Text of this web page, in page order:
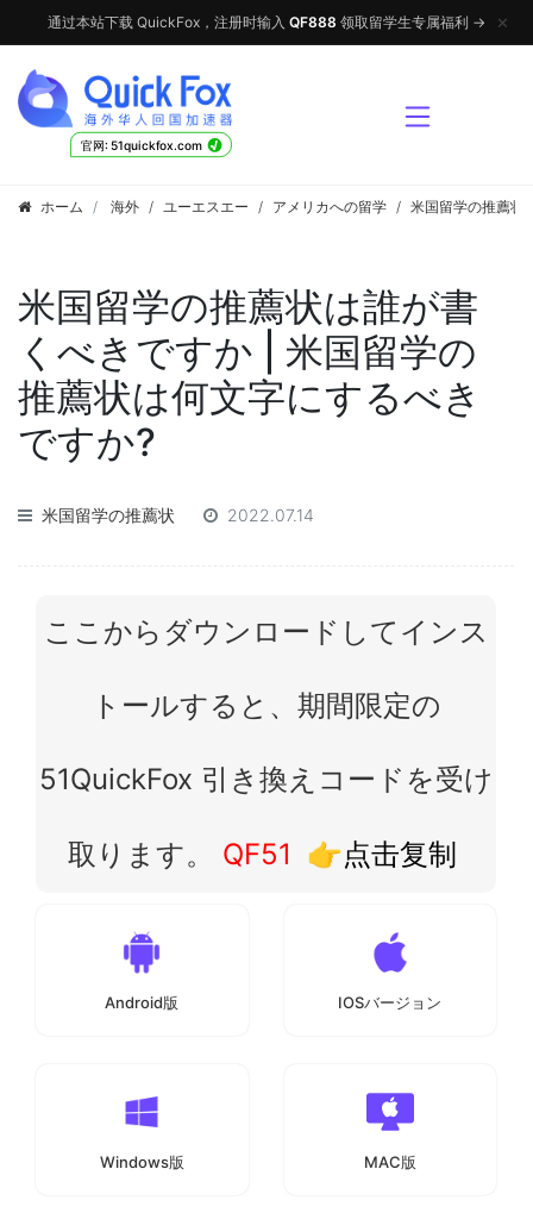
通过本站下载 QuickFox，注册时输入 QF888 领取留学生专属福利 → ✕
官网: 51quickfox.com √
ホーム 海外 / ユーエスエー / アメリカへの留学 / 米国留学の推薦状
米国留学の推薦状は誰が書
くべきですか | 米国留学の
推薦状は何文字にするべき
ですか?
米国留学の推薦状 2022.07.14
ここからダウンロードしてインス
トールすると、期間限定の
51QuickFox 引き換えコードを受け
取ります。 QF51 👉点击复制
Android版 IOSバージョン
Windows版 MAC版